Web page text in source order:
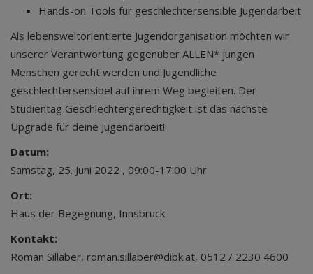
Hands-on Tools für geschlechtersensible Jugendarbeit
Als lebensweltorientierte Jugendorganisation möchten wir
unserer Verantwortung gegenüber ALLEN* jungen
Menschen gerecht werden und Jugendliche
geschlechtersensibel auf ihrem Weg begleiten. Der
Studientag Geschlechtergerechtigkeit ist das nächste
Upgrade für deine Jugendarbeit!
Datum:
Samstag, 25. Juni 2022 , 09:00-17:00 Uhr
Ort:
Haus der Begegnung, Innsbruck
Kontakt:
Roman Sillaber, roman.sillaber@dibk.at, 0512 / 2230 4600